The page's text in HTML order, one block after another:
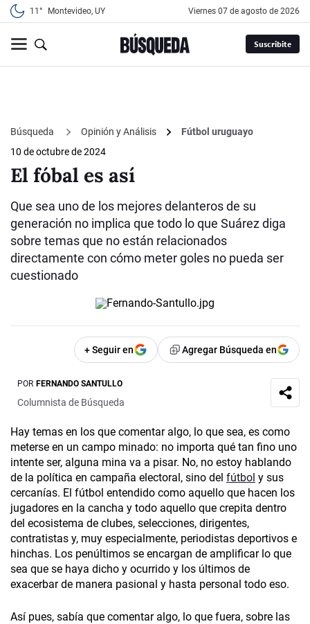
11° Montevideo, UY viernes 07 de agosto de 2026
Suscribite
Búsqueda Opinión y Análisis
Fútbol uruguayo
10 de octubre de 2024
El fóbal es así
Que sea uno de los mejores delanteros de su
generación no implica que todo lo que Suárez diga
sobre temas que no están relacionados
directamente con cómo meter goles no pueda ser
cuestionado
+ Seguir en Agregar Búsqueda en
POR FERNANDO SANTULLO
Columnista de Búsqueda
Hay temas en los que comentar algo, lo que sea, es como
meterse en un campo minado: no importa qué tan fino uno
intente ser, alguna mina va a pisar. No, no estoy hablando
de la política en campaña electoral, sino del fútbol y sus
cercanías. El fútbol entendido como aquello que hacen los
jugadores en la cancha y todo aquello que crepita dentro
del ecosistema de clubes, selecciones, dirigentes,
contratistas y, muy especialmente, periodistas deportivos e
hinchas. Los penúltimos se encargan de amplificar lo que
sea que se haya dicho y ocurrido y los últimos de
exacerbar de manera pasional y hasta personal todo eso.
Así pues, sabía que comentar algo, lo que fuera, sobre las